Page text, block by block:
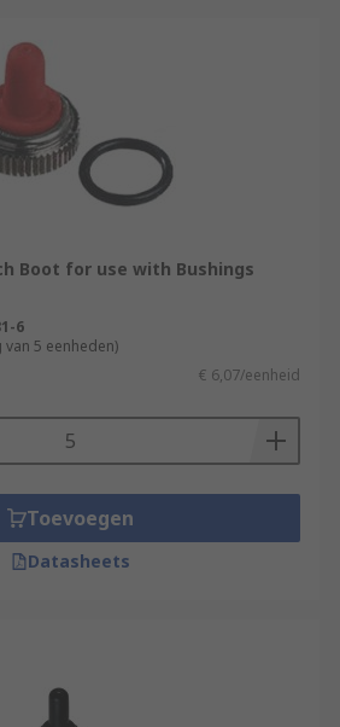
Boot for use with Bushings
6
5 eenheden)
€ 6,07/eenheid
Toevoegen
Datasheets